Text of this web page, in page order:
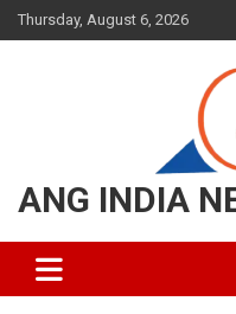
Skip
to
Thursday, August 6, 2026
ANG INDIA